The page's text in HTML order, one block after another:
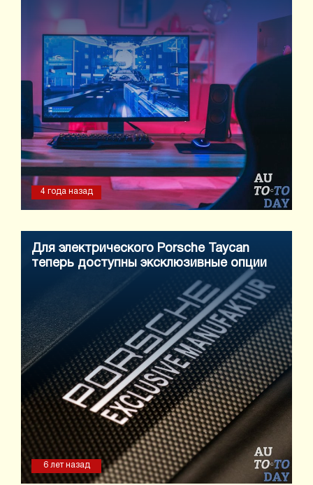
4 года назад
Для электрического Porsche Taycan
теперь доступны эксклюзивные опции
6 лет назад